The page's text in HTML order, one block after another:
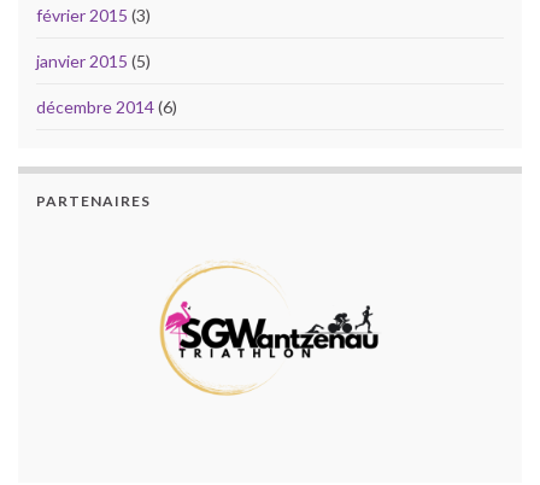
février 2015 (3)
janvier 2015 (5)
décembre 2014(6)
PARTENAIRES